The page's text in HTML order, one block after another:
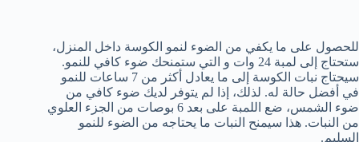
للحصول على ما يكفي من الضوء لنمو الكوسة داخل المنزل،
ستحتاج إلى لمبة 24 وات و التي ستمنحك ضوء كافي للنمو.
سيحتاج نبات الكوسة إلى ما يعادل أكثر من 7 ساعات للنمو
في أفضل حالة له. لذلك، إذا لم يتوفر لديك ضوء كافي من
ضوء الشمس، ضع اللمبة على بعد 6 بوصات من الجزء العلوي
من النبات. هذا سيمنح النبات ما يحتاجه من الضوء للنمو
السليم.